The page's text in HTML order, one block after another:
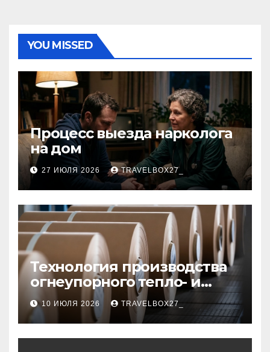
YOU MISSED
Процесс выезда нарколога
на дом
27 ИЮЛЯ 2026 TRAVELBOX27_
Технология производства
огнеупорного тепло- и
звукоизоляционного
картона из
муллитокремнеземистого
волокна
10 ИЮЛЯ 2026 TRAVELBOX27_